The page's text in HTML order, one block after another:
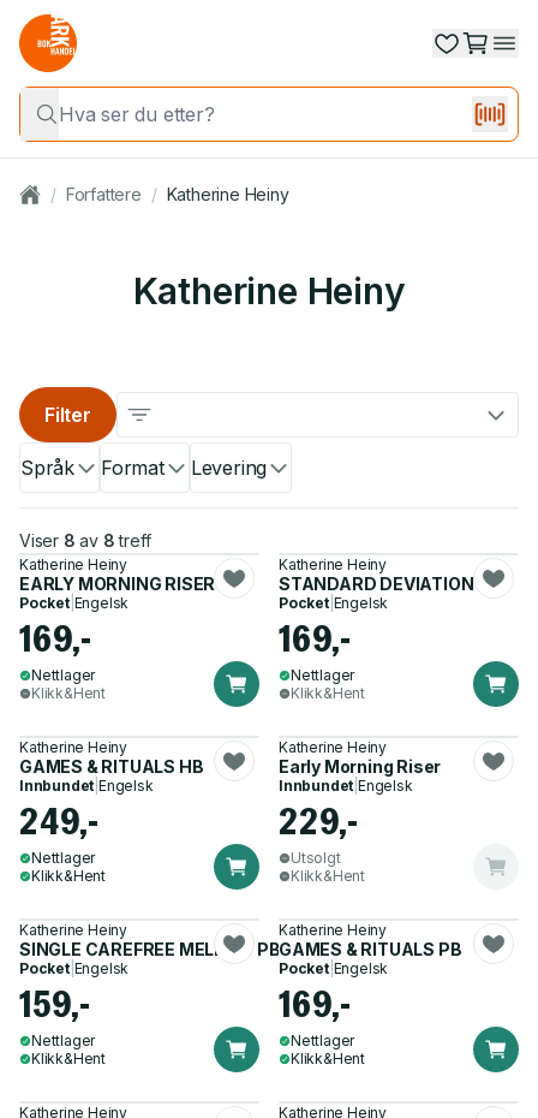
/ Forfattere / Katherine Heiny
Katherine Heiny
Språk Format Levering
Filter
Viser 8 av 8 treff
Katherine Heiny
EARLY MORNING RISER PB
Pocket| Engelsk
169,-
Nettlager
Klikk&Hent
Katherine Heiny
STANDARD DEVIATION PB
Pocket| Engelsk
169,-
Nettlager
Klikk&Hent
Katherine Heiny
GAMES & RITUALS HB
Innbundet |Engelsk
249,-
Nettlager
Klikk&Hent
Katherine Heiny
Early Morning Riser
Innbundet |Engelsk
229,-
Utsolgt
Klikk&Hent
Katherine Heiny
SINGLE CAREFREE MELLOW PB
Pocket| Engelsk
159,-
Nettlager
Klikk&Hent
Katherine Heiny
GAMES & RITUALS PB
Pocket| Engelsk
169,-
Nettlager
Klikk&Hent
Katherine Heiny Katherine Heiny